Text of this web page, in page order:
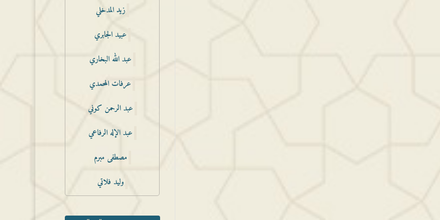
زيد المدخلي
عبيد الجابري
عبد الله البخاري
عرفات المحمدي
عبد الرحمن كوني
عبد الإله الرفاعي
مصطفى مبرم
وليد فلاتي